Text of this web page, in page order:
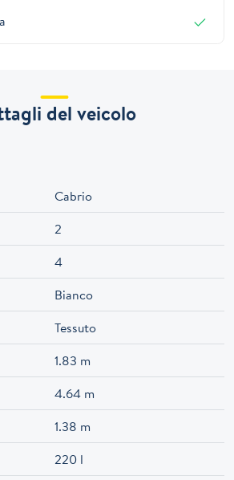
del veicolo
Cabrio
2
4
Bianco
Tessuto
1.83 m
4.64 m
1.38 m
220 l